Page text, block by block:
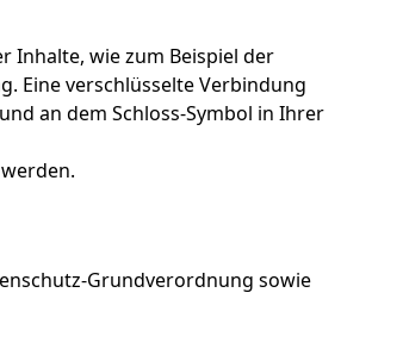
Inhalte, wie zum Beispiel der
Eine verschlüsselte Verbindung
an dem Schloss-Symbol in Ihrer
Grundverordnung sowie